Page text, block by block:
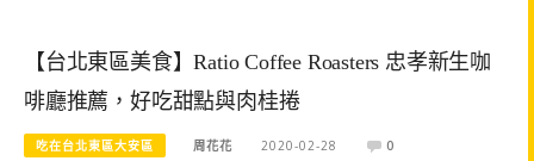
【台北東區美食】Ratio Coffee Roasters 忠孝新生咖
啡廳推薦，好吃甜點與肉桂捲
吃在台北東區大安區 周花花 2020-02-28 0